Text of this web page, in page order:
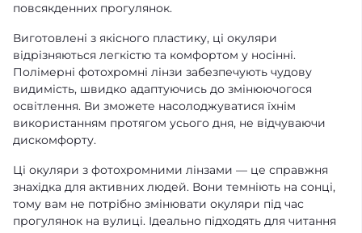
повсякденних прогулянок.
Виготовлені з якісного пластику, ці окуляри
відрізняються легкістю та комфортом у носінні.
Полімерні фотохромні лінзи забезпечують чудову
видимість, швидко адаптуючись до змінюючогося
освітлення. Ви зможете насолоджуватися їхнім
використанням протягом усього дня, не відчуваючи
дискомфорту.
Ці окуляри з фотохромними лінзами — це справжня
знахідка для активних людей. Вони темніють на сонці,
тому вам не потрібно змінювати окуляри під час
прогулянок на вулиці. Ідеально підходять для читання